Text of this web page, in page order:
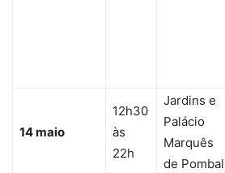
14 maio
12h30
às
22h
Jardins e
Palácio
Marquês
de Pombal